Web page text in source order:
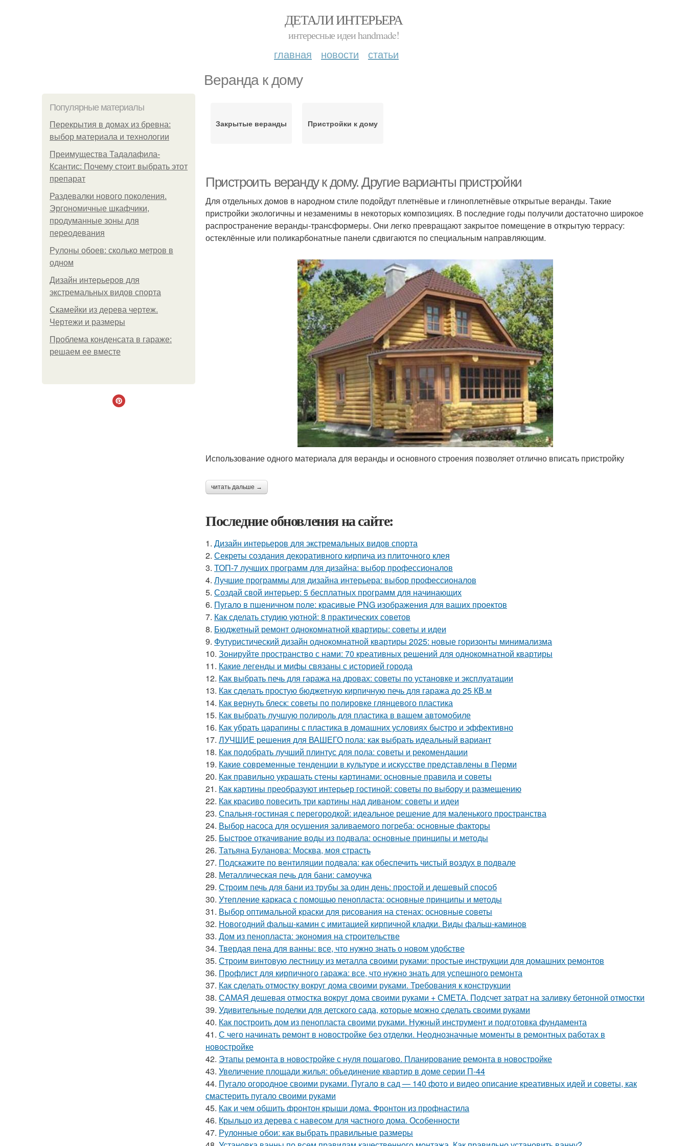
ДЕТАЛИ ИНТЕРЬЕРА
интересные идеи handmade!
главная новости статьи
Веранда к дому
Популярные материалы
Перекрытия в домах из бревна:
выбор материала и технологии
Преимущества Тадалафила-
Ксантис: Почему стоит выбрать этот
препарат
Раздевалки нового поколения.
Эргономичные шкафчики,
продуманные зоны для
переодевания
Рулоны обоев: сколько метров в
одном
Дизайн интерьеров для
экстремальных видов спорта
Скамейки из дерева чертеж.
Чертежи и размеры
Проблема конденсата в гараже:
решаем ее вместе
Закрытые веранды Пристройки к дому
Пристроить веранду к дому. Другие варианты пристройки
Для отдельных домов в народном стиле подойдут плетнёвые и глиноплетнёвые открытые веранды. Такие
пристройки экологичны и незаменимы в некоторых композициях. В последние годы получили достаточно широкое
распространение веранды-трансформеры. Они легко превращают закрытое помещение в открытую террасу:
остеклённые или поликарбонатные панели сдвигаются по специальным направляющим.
Использование одного материала для веранды и основного строения позволяет отлично вписать пристройку
читать дальше →
Последние обновления на сайте:
1. Дизайн интерьеров для экстремальных видов спорта
2. Секреты создания декоративного кирпича из плиточного клея
3. ТОП-7 лучших программ для дизайна: выбор профессионалов
4. Лучшие программы для дизайна интерьера: выбор профессионалов
5. Создай свой интерьер: 5 бесплатных программ для начинающих
6. Пугало в пшеничном поле: красивые PNG изображения для ваших проектов
7. Как сделать студию уютной: 8 практических советов
8. Бюджетный ремонт однокомнатной квартиры: советы и идеи
9. Футуристический дизайн однокомнатной квартиры 2025: новые горизонты минимализма
10. Зонируйте пространство с нами: 70 креативных решений для однокомнатной квартиры
11. Какие легенды и мифы связаны с историей города
12. Как выбрать печь для гаража на дровах: советы по установке и эксплуатации
13. Как сделать простую бюджетную кирпичную печь для гаража до 25 КВ.м
14. Как вернуть блеск: советы по полировке глянцевого пластика
15. Как выбрать лучшую полироль для пластика в вашем автомобиле
16. Как убрать царапины с пластика в домашних условиях быстро и эффективно
17. ЛУЧШИЕ решения для ВАШЕГО пола: как выбрать идеальный вариант
18. Как подобрать лучший плинтус для пола: советы и рекомендации
19. Какие современные тенденции в культуре и искусстве представлены в Перми
20. Как правильно украшать стены картинами: основные правила и советы
21. Как картины преобразуют интерьер гостиной: советы по выбору и размещению
22. Как красиво повесить три картины над диваном: советы и идеи
23. Спальня-гостиная с перегородкой: идеальное решение для маленького пространства
24. Выбор насоса для осушения заливаемого погреба: основные факторы
25. Быстрое откачивание воды из подвала: основные принципы и методы
26. Татьяна Буланова: Москва, моя страсть
27. Подскажите по вентиляции подвала: как обеспечить чистый воздух в подвале
28. Металлическая печь для бани: самоучка
29. Строим печь для бани из трубы за один день: простой и дешевый способ
30. Утепление каркаса с помощью пенопласта: основные принципы и методы
31. Выбор оптимальной краски для рисования на стенах: основные советы
32. Новогодний фальш-камин с имитацией кирпичной кладки. Виды фальш-каминов
33. Дом из пенопласта: экономия на строительстве
34. Твердая пена для ванны: все, что нужно знать о новом удобстве
35. Строим винтовую лестницу из металла своими руками: простые инструкции для домашних ремонтов
36. Профлист для кирпичного гаража: все, что нужно знать для успешного ремонта
37. Как сделать отмостку вокруг дома своими руками. Требования к конструкции
38. САМАЯ дешевая отмостка вокруг дома своими руками + СМЕТА. Подсчет затрат на заливку бетонной отмостки
39. Удивительные поделки для детского сада, которые можно сделать своими руками
40. Как построить дом из пенопласта своими руками. Нужный инструмент и подготовка фундамента
41. С чего начинать ремонт в новостройке без отделки. Неоднозначные моменты в ремонтных работах в
новостройке
42. Этапы ремонта в новостройке с нуля пошагово. Планирование ремонта в новостройке
43. Увеличение площади жилья: объединение квартир в доме серии П-44
44. Пугало огородное своими руками. Пугало в сад — 140 фото и видео описание креативных идей и советы, как
смастерить пугало своими руками
45. Как и чем обшить фронтон крыши дома. Фронтон из профнастила
46. Крыльцо из дерева с навесом для частного дома. Особенности
47. Рулонные обои: как выбрать правильные размеры